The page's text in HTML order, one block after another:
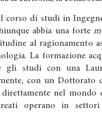
al corso di studi in
abbia una forte
al ragionamento
La formazione
gli studi con una
con un Dottorato
nel mondo
operano in settori